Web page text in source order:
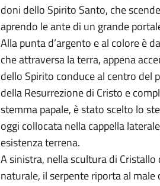
doni dello Spirito Santo, che
aprendo le ante di un grande
Alla punta d’argento e al colore è
che at­traversa la terra, appena
dello Spirito con­duce al centro del
della Resurrezione di Cristo e
stemma papale, è stato scelto lo
oggi collocata nel­la cappella
esistenza terrena.
A sinistra, nella scultura di
na­turale, il serpente riporta al